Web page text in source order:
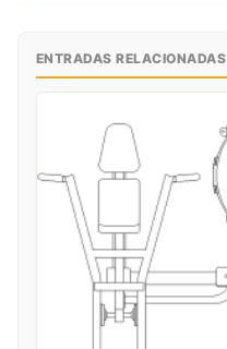
ENTRADAS RELACIONADAS